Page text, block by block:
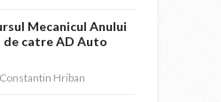
Mecanicul Anului
de catre AD Auto
Hriban